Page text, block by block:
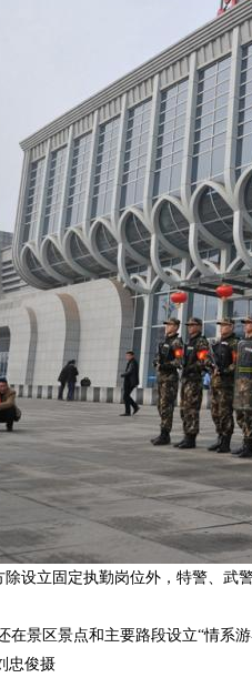
设立固定执勤岗位外，特警、
在景区景点和主要路段设立“情系
忠俊摄